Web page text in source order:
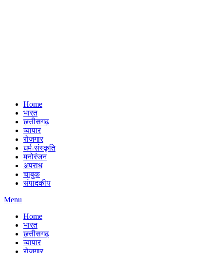
Home
भारत
छत्तीसगढ़
व्यापार
रोजगार
धर्म-संस्कृति
मनोरंजन
अपराध
चाबुक
संपादकीय
Menu
Home
भारत
छत्तीसगढ़
व्यापार